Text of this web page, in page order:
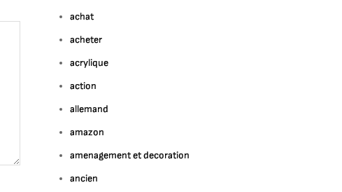
achat
acheter
acrylique
action
allemand
amazon
amenagement et decoration
ancien